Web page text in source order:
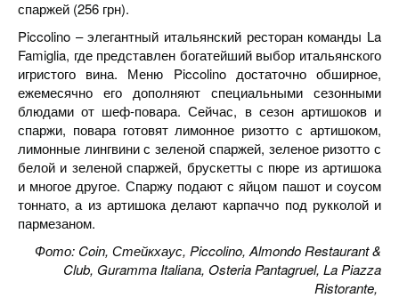
спаржей (256 грн).
Piccolino – элегантный итальянский ресторан команды La
Famiglia, где представлен богатейший выбор итальянского
игристого вина. Меню Piccolino достаточно обширное,
ежемесячно его дополняют специальными сезонными
блюдами от шеф-повара. Сейчас, в сезон артишоков и
спаржи, повара готовят лимонное ризотто с артишоком,
лимонные лингвини с зеленой спаржей, зеленое ризотто с
белой и зеленой спаржей, брускетты с пюре из артишока
и многое другое. Спаржу подают с яйцом пашот и соусом
тоннато, а из артишока делают карпаччо под рукколой и
пармезаном.
Фото: Coin, Стейкхаус, Piccolino, Almondo Restaurant &
Club, Guramma Italiana, Osteria Pantagruel, La Piazza
Ristorante,